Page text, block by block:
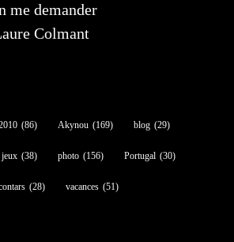
me demander
Colmant
(86) Akynou (169) blog (29)
jeux (38) photo (156) Portugal (30)
(28) vacances (51)